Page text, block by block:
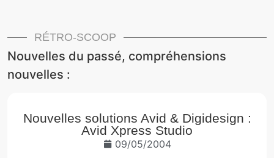
RÉTRO-SCOOP
Nouvelles du passé, compréhensions
nouvelles :
Nouvelles solutions Avid & Digidesign :
Avid Xpress Studio
09/05/2004